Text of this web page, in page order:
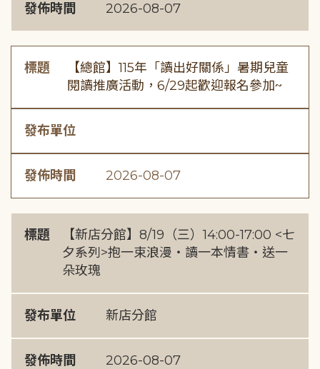
發佈時間 2026-08-07
標題
【總館】115年「讀出好關係」暑期兒童
閱讀推廣活動，6/29起歡迎報名參加~
發布單位
發佈時間 2026-08-07
標題
【新店分館】8/19（三）14:00-17:00 <七
夕系列>抱一束浪漫・讀一本情書・送一
朵玫瑰
發布單位 新店分館
發佈時間 2026-08-07